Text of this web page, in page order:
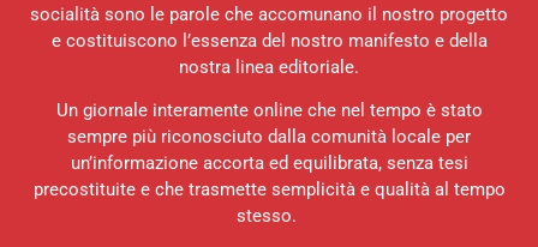
socialità sono le parole che accomunano il nostro progetto
e costituiscono l’essenza del nostro manifesto e della
nostra linea editoriale.
Un giornale interamente online che nel tempo è stato
sempre più riconosciuto dalla comunità locale per
un’informazione accorta ed equilibrata, senza tesi
precostituite e che trasmette semplicità e qualità al tempo
stesso.